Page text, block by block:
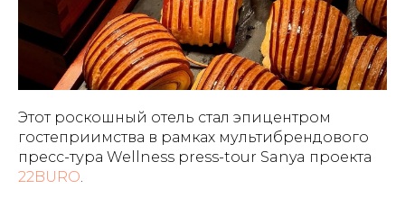
Этот роскошный отель стал эпицентром
гостеприимства в рамках мультибрендового
пресс-тура Wellness press-tour Sanya проекта
22BURO.